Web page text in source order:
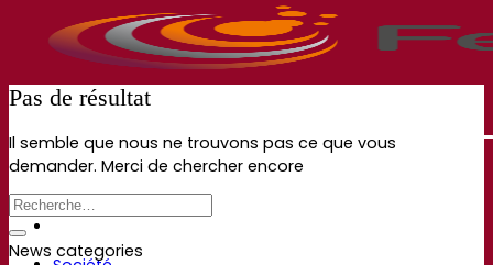
Pas de résultat
Il semble que nous ne trouvons pas ce que vous
demander. Merci de chercher encore
News categories